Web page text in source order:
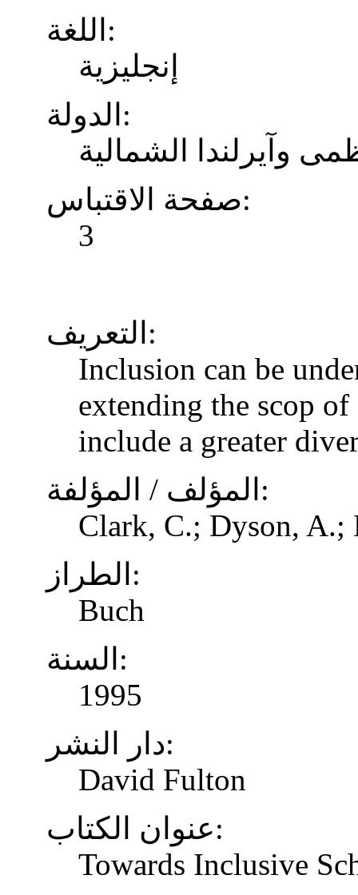
اللغة:
إنجليزية
الدولة:
وآيرلندا الشمالية
صفحة الاقتباس:
3
التعريف:
Inclusion can be
extending the scop
include a greater
المؤلف / المؤلفة:
Clark, C.; Dyson,
الطراز:
Buch
السنة:
1995
دار النشر:
David Fulton
عنوان الكتاب:
Towards Inclusive